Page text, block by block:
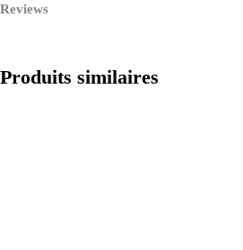
Reviews
Produits similaires